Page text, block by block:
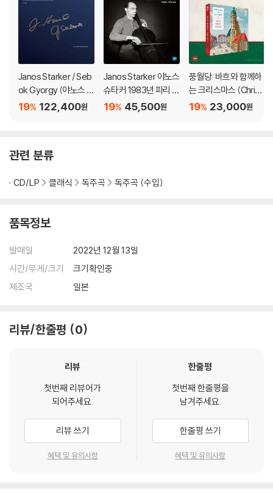
Janos Starker / Seb
ok Gyorgy (야노스 슈
타커 / 죄르지 세복) - 1
udio Recordings 196
122,400원
19%
Janos Starker 야노스
슈타커 1983년 파리 방
송 녹음 실황 (Live In P
45,500원
19%
풍월당: 바흐와 함께하
는 크리스마스 (Christ
mas with J.S. Bach)
23,000원
19%
관련 분류
CD/LP 클래식 독주곡 독주곡 (수입)
품목정보
발매일
2022년 12월 13일
시간/무게/크기
크기확인중
제조국
일본
리뷰/한줄평 0
리뷰
첫번째 리뷰어가
되어주세요.
리뷰 쓰기
혜택 및 유의사항
한줄평
첫번째 한줄평을
남겨주세요.
한줄평 쓰기
혜택 및 유의사항